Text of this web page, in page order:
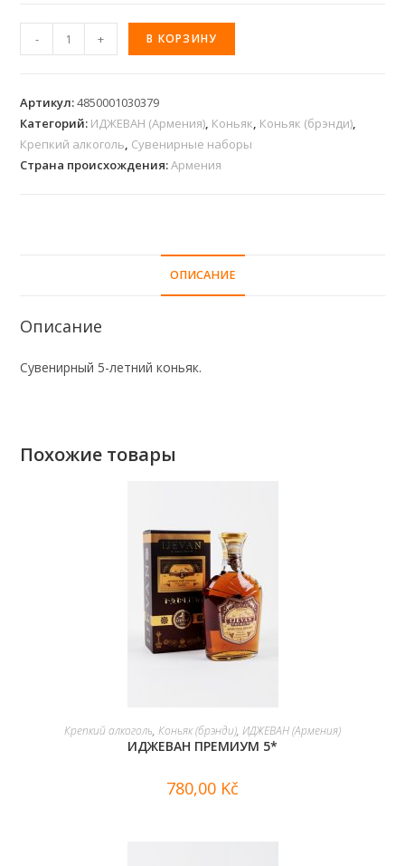
- + В КОРЗИНУ
Артикул:4850001030379
Категорий: ИДЖЕВАН (Армения), Коньяк, Коньяк (брэнди),
Крепкий алкоголь, Сувенирные наборы
Страна происхождения:Армения
ОПИСАНИЕ
Описание
Сувенирный 5-летний коньяк.
Похожие товары
В КОРЗИНУ
Крепкий алкоголь, Коньяк (брэнди), ИДЖЕВАН (Армения)
ИДЖЕВАН ПРЕМИУМ 5*
780,00 Kč